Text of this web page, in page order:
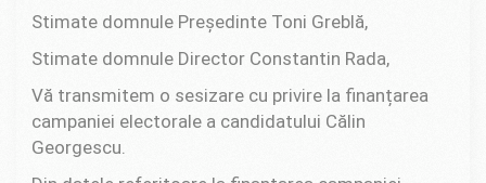
Stimate domnule Președinte Toni Greblă,
Stimate domnule Director Constantin Rada,
Vă transmitem o sesizare cu privire la finanțarea
campaniei electorale a candidatului Călin
Georgescu.